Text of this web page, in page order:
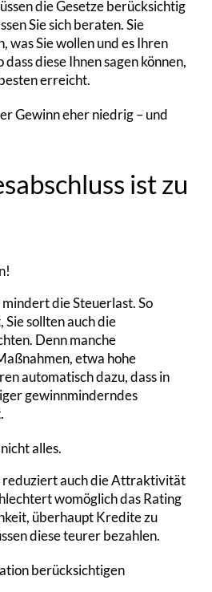
die Gesetze berücksichtig
Sie sich beraten. Sie
was Sie wollen und es Ihren
diese Ihnen sagen können,
erreicht.
Gewinn eher niedrig – und
ist zu
die Steuerlast. So
Sie sollten auch die
Denn manche
etwa hohe
automatisch dazu, dass in
gewinnminderndes
alles.
reduziert auch die Attraktivität
womöglich das Rating
überhaupt Kredite zu
diese teurer bezahlen.
berücksichtigen